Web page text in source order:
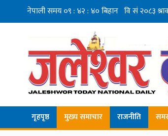
गृहपृष्ठ मुख्य समाचार राजनीति